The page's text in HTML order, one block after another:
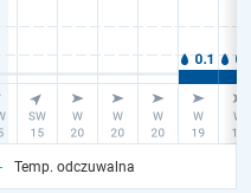
Temp. odczuwalna